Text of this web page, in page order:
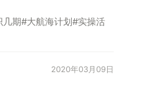
期#大航海计划#实操活
2020年03月09日